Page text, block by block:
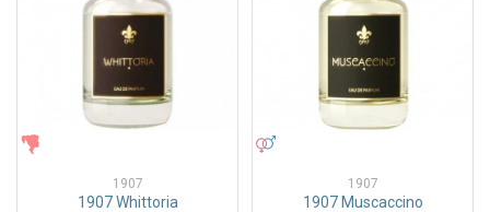
1907
1907 Whittoria
1907
1907 Muscaccino